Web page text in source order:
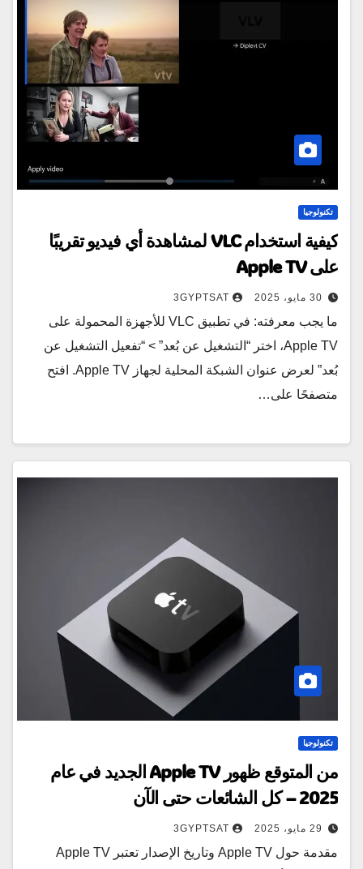
تكنولوجيا
كيفية استخدام VLC لمشاهدة أي فيديو تقريبًا
على Apple TV
30 مايو، 2025 3GYPTSAT
ما يجب معرفته: في تطبيق VLC للأجهزة المحمولة على
Apple TV، اختر “التشغيل عن بُعد” > “تفعيل التشغيل عن
بُعد” لعرض عنوان الشبكة المحلية لجهاز Apple TV. افتح
متصفحًا على…
تكنولوجيا
من المتوقع ظهور Apple TV الجديد في عام
2025 – كل الشائعات حتى الآن
29 مايو، 2025 3GYPTSAT
مقدمة حول Apple TV وتاريخ الإصدار تعتبر Apple TV